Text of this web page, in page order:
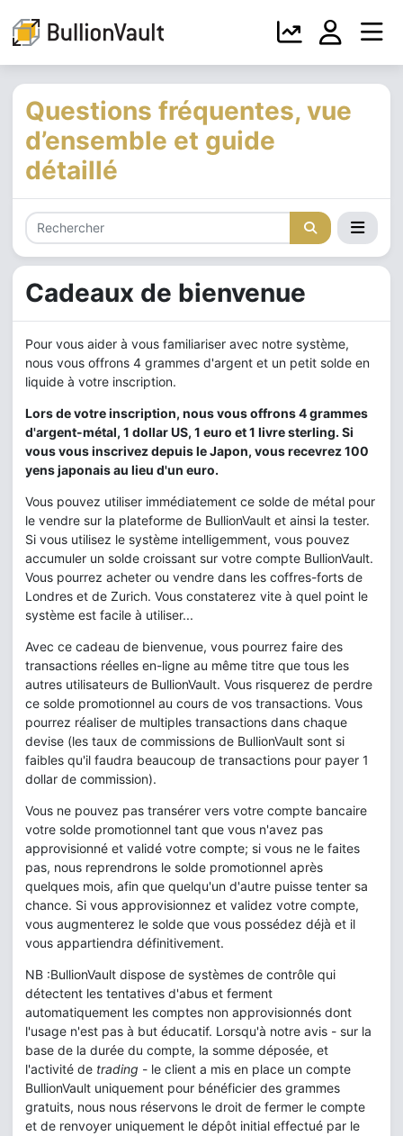
Questions fréquentes, vue
d’ensemble et guide
détaillé
Cadeaux de bienvenue
Pour vous aider à vous familiariser avec notre système,
nous vous offrons 4 grammes d'argent et un petit solde en
liquide à votre inscription.
Lors de votre inscription, nous vous offrons 4 grammes
d'argent-métal, 1 dollar US, 1 euro et 1 livre sterling. Si
vous vous inscrivez depuis le Japon, vous recevrez 100
yens japonais au lieu d'un euro.
Vous pouvez utiliser immédiatement ce solde de métal pour
le vendre sur la plateforme de BullionVault et ainsi la tester.
Si vous utilisez le système intelligemment, vous pouvez
accumuler un solde croissant sur votre compte BullionVault.
Vous pourrez acheter ou vendre dans les coffres-forts de
Londres et de Zurich. Vous constaterez vite à quel point le
système est facile à utiliser...
Avec ce cadeau de bienvenue, vous pourrez faire des
transactions réelles en-ligne au même titre que tous les
autres utilisateurs de BullionVault. Vous risquerez de perdre
ce solde promotionnel au cours de vos transactions. Vous
pourrez réaliser de multiples transactions dans chaque
devise (les taux de commissions de BullionVault sont si
faibles qu'il faudra beaucoup de transactions pour payer 1
dollar de commission).
Vous ne pouvez pas transérer vers votre compte bancaire
votre solde promotionnel tant que vous n'avez pas
approvisionné et validé votre compte; si vous ne le faites
pas, nous reprendrons le solde promotionnel après
quelques mois, afin que quelqu'un d'autre puisse tenter sa
chance. Si vous approvisionnez et validez votre compte,
vous augmenterez le solde que vous possédez déjà et il
vous appartiendra définitivement.
NB :BullionVault dispose de systèmes de contrôle qui
détectent les tentatives d'abus et ferment
automatiquement les comptes non approvisionnés dont
l'usage n'est pas à but éducatif. Lorsqu'à notre avis - sur la
base de la durée du compte, la somme déposée, et
l'activité de trading - le client a mis en place un compte
BullionVault uniquement pour bénéficier des grammes
gratuits, nous nous réservons le droit de fermer le compte
et de renvoyer uniquement le dépôt initial effectué par le